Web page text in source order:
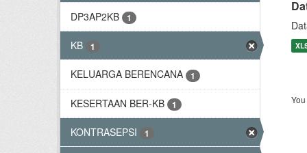
DP3AP2KB 1
KB 1
KELUARGA BERENCANA 1
KESERTAAN BER-KB 1
KONTRASEPSI 1